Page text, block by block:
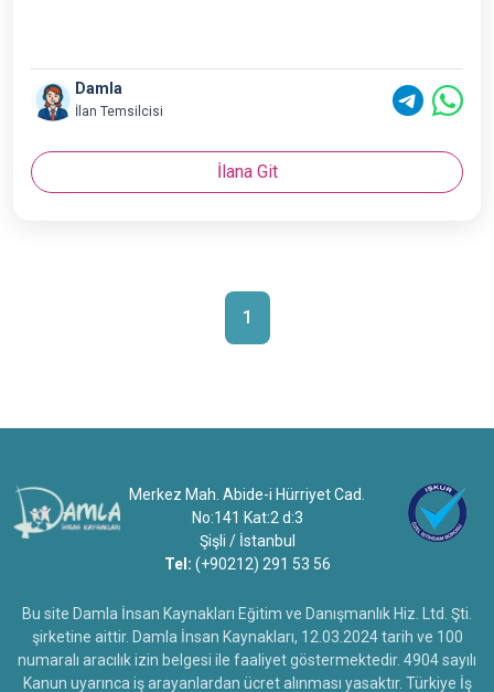
Damla
İlan Temsilcisi
İlana Git
1
Merkez Mah. Abide-i Hürriyet Cad.
No:141 Kat:2 d:3
Şişli / İstanbul
Tel: (+90212) 291 53 56
Bu site Damla İnsan Kaynakları Eğitim ve Danışmanlık Hiz. Ltd. Şti.
şirketine aittir. Damla İnsan Kaynakları, 12.03.2024 tarih ve 100
numaralı aracılık izin belgesi ile faaliyet göstermektedir. 4904 sayılı
Kanun uyarınca iş arayanlardan ücret alınması yasaktır. Türkiye İş